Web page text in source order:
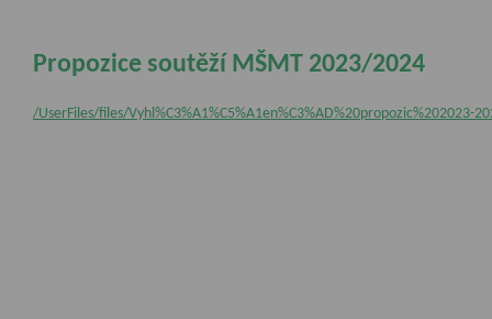
Propozice soutěží MŠMT 2023/2024
/UserFiles/files/Vyhl%C3%A1%C5%A1en%C3%AD%20propozic%202023-